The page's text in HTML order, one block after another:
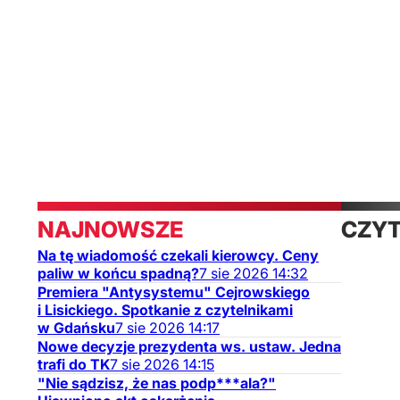
NAJNOWSZE
Na tę wiadomość czekali kierowcy. Ceny
paliw w końcu spadną?7 sie 2026 14:32
Premiera "Antysystemu" Cejrowskiego
i Lisickiego. Spotkanie z czytelnikami
w Gdańsku7 sie 2026 14:17
Nowe decyzje prezydenta ws. ustaw. Jedna
trafi do TK7 sie 2026 14:15
"Nie sądzisz, że nas podp***ala?"